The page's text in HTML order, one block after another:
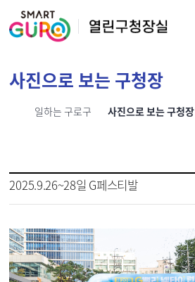
사진으로 보는 구청장
일하는 구로구 사진으로 보는 구청장
2025.9.26~28일 G페스티발